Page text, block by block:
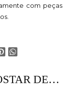
com peças
DE…